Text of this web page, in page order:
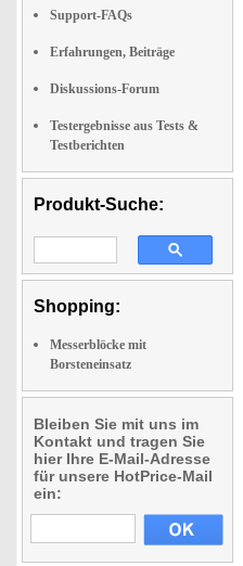
Support-FAQs
Erfahrungen, Beiträge
Diskussions-Forum
Testergebnisse aus Tests &
Testberichten
Produkt-Suche:
Shopping:
Messerblöcke mit
Borsteneinsatz
Bleiben Sie mit uns im
Kontakt und tragen Sie
hier Ihre E-Mail-Adresse
für unsere HotPrice-Mail
ein: